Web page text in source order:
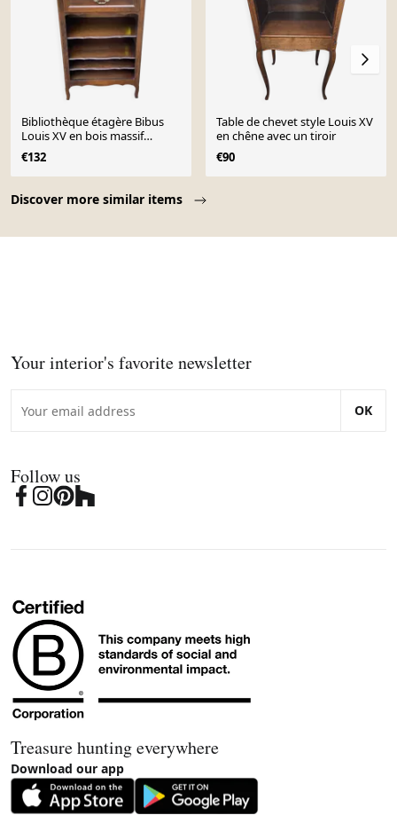
Discover more similar items
Bibliothèque étagère Bibus
Louis XV en bois massif
finition chêne foncé tir
€132
Table de chevet style Louis XV
en chêne avec un tiroir
€90
Your interior's favorite newsletter
OK
Follow us
Treasure hunting everywhere
Download our app